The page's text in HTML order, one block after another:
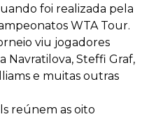
foi realizada pela
WTA Tour.
viu jogadores
Navratilova, Steffi Graf,
e muitas outras
reúnem as oito